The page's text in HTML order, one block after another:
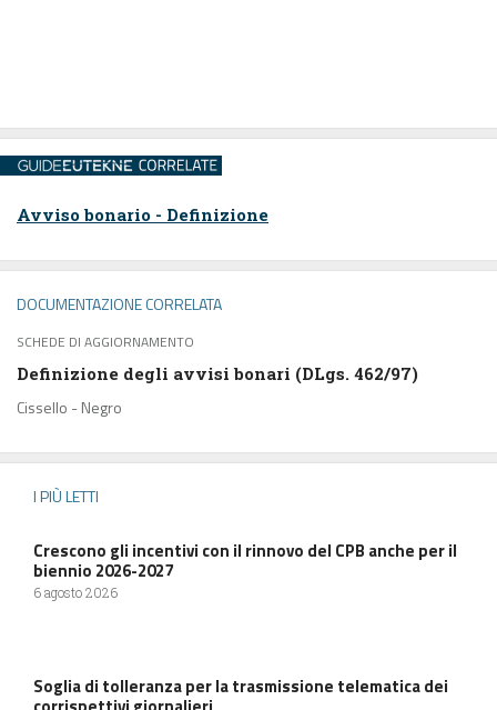
Avviso bonario - Definizione
DOCUMENTAZIONE CORRELATA
SCHEDE DI AGGIORNAMENTO
Definizione degli avvisi bonari (DLgs. 462/97)
Cissello - Negro
I PIÙ LETTI
Crescono gli incentivi con il rinnovo del CPB anche per il
biennio 2026-2027
6 agosto 2026
Soglia di tolleranza per la trasmissione telematica dei